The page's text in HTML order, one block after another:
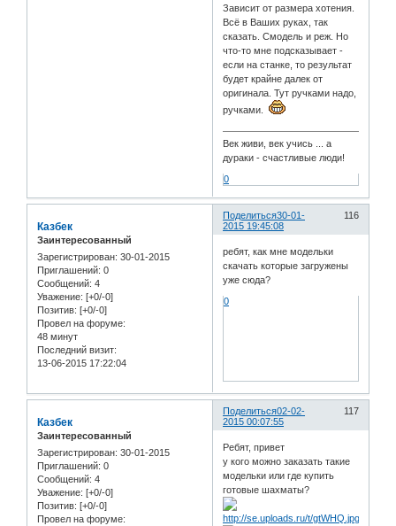
Зависит от размера хотения.
Всё в Ваших руках, так
сказать. Смодель и реж. Но
что-то мне подсказывает -
если на станке, то результат
будет крайне далек от
оригинала. Тут ручками надо,
ручками.
Век живи, век учись ... а
дураки - счастливые люди!
0
Поделиться 116
30-01-
2015 19:45:08
Казбек
Заинтересованный
Зарегистрирован: 30-01-2015
Приглашений: 0
Сообщений: 4
Уважение: [+0/-0]
Позитив: [+0/-0]
Провел на форуме:
48 минут
Последний визит:
13-06-2015 17:22:04
ребят, как мне модельки
скачать которые загружены
уже сюда?
0
Поделиться 117
02-02-
2015 00:07:55
Казбек
Заинтересованный
Зарегистрирован: 30-01-2015
Приглашений: 0
Сообщений: 4
Уважение: [+0/-0]
Позитив: [+0/-0]
Провел на форуме:
Ребят, привет
у кого можно заказать такие
модельки или где купить
готовые шахматы?